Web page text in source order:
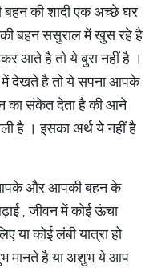
बहन की शादी एक अच्छे घर
बहन ससुराल में खुस रहे है
आते है तो ये बुरा नहीं है ।
देखते है तो ये सपना आपके
का संकेत देता है की आने
है । इसका अर्थ ये नहीं है
आपके और आपकी बहन के
, जीवन में कोई ऊंचा
या कोई लंबी यात्रा हो
मानते है या अशुभ ये आप